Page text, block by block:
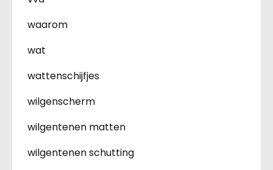
waarom
wat
wattenschijfjes
wilgenscherm
wilgentenen matten
wilgentenen schutting